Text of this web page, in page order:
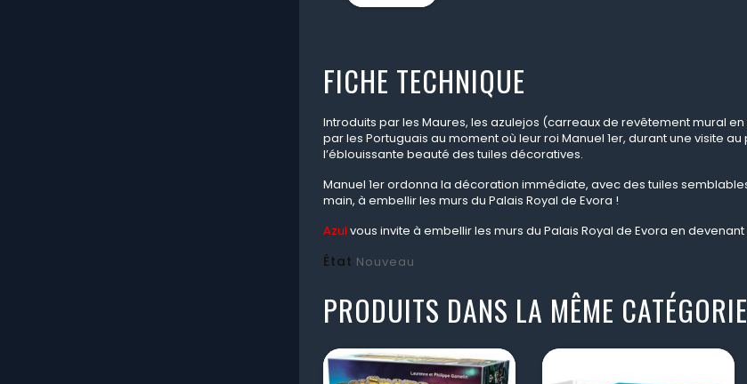
FICHE TECHNIQUE
Introduits par les Maures, les azulejos (carreaux de revêtement mural
par les Portuguais au moment où leur roi Manuel 1er, durant une visite
l’éblouissante beauté des tuiles décoratives.
Manuel 1er ordonna la décoration immédiate, avec des tuiles
main, à embellir les murs du Palais Royal de Evora !
Azul vous invite à embellir les murs du Palais Royal de Evora en
État Nouveau
PRODUITS DANS LA MÊME CATÉGORIE